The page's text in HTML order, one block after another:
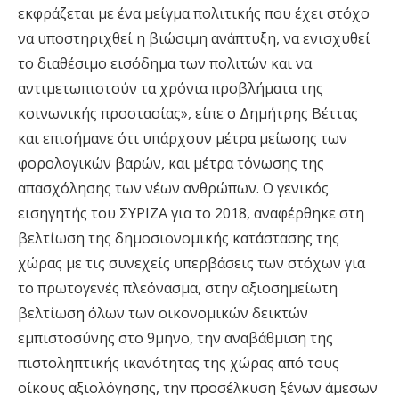
εκφράζεται με ένα μείγμα πολιτικής που έχει στόχο
να υποστηριχθεί η βιώσιμη ανάπτυξη, να ενισχυθεί
το διαθέσιμο εισόδημα των πολιτών και να
αντιμετωπιστούν τα χρόνια προβλήματα της
κοινωνικής προστασίας», είπε ο Δημήτρης Βέττας
και επισήμανε ότι υπάρχουν μέτρα μείωσης των
φορολογικών βαρών, και μέτρα τόνωσης της
απασχόλησης των νέων ανθρώπων. Ο γενικός
εισηγητής του ΣΥΡΙΖΑ για το 2018, αναφέρθηκε στη
βελτίωση της δημοσιονομικής κατάστασης της
χώρας με τις συνεχείς υπερβάσεις των στόχων για
το πρωτογενές πλεόνασμα, στην αξιοσημείωτη
βελτίωση όλων των οικονομικών δεικτών
εμπιστοσύνης στο 9μηνο, την αναβάθμιση της
πιστοληπτικής ικανότητας της χώρας από τους
οίκους αξιολόγησης, την προσέλκυση ξένων άμεσων